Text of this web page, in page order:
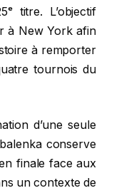
titre. L’objectif
à New York afin
à remporter
tournois du
d’une seule
conserve
finale face aux
un contexte de